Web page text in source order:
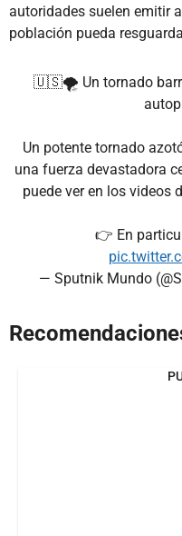
autoridades suelen emitir
población pueda
🇺🇸🌪 Un tornado
Un potente tornado
una fuerza devastadora
puede ver en los videos
👉 En
— Sputnik Mundo